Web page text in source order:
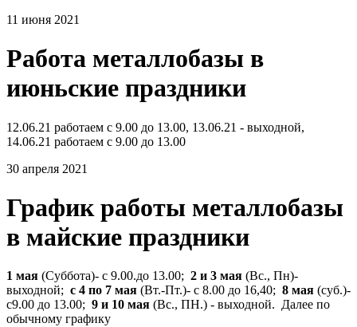
11 июня 2021
Работа металлобазы в
июньские праздники
12.06.21 работаем с 9.00 до 13.00, 13.06.21 - выходной,
14.06.21 работаем с 9.00 до 13.00
30 апреля 2021
График работы металлобазы
в майские праздники
1 мая (Суббота)- с 9.00.до 13.00; 2 и 3 мая (Вс., Пн)-
выходной; с 4 по 7 мая (Вт.-Пт.)- с 8.00 до 16,40; 8 мая (суб.)-
с9.00 до 13.00; 9 и 10 мая (Вс., ПН.) - выходной. Далее по
обычному графику